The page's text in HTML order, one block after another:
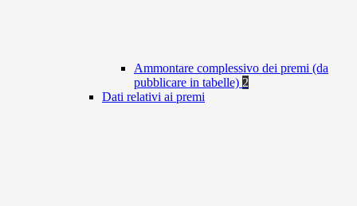
Ammontare complessivo dei premi (da
pubblicare in tabelle) 2
Dati relativi ai premi